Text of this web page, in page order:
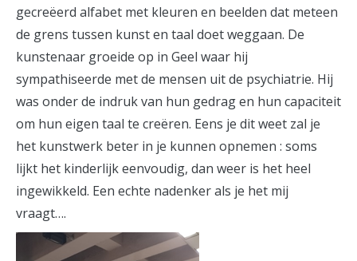
gecreëerd alfabet met kleuren en beelden dat meteen
de grens tussen kunst en taal doet weggaan. De
kunstenaar groeide op in Geel waar hij
sympathiseerde met de mensen uit de psychiatrie. Hij
was onder de indruk van hun gedrag en hun capaciteit
om hun eigen taal te creëren. Eens je dit weet zal je
het kunstwerk beter in je kunnen opnemen : soms
lijkt het kinderlijk eenvoudig, dan weer is het heel
ingewikkeld. Een echte nadenker als je het mij
vraagt….